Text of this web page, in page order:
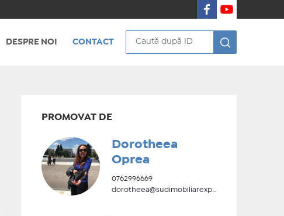
DESPRE NOI CONTACT
PROMOVAT DE
Dorotheea
Oprea
0762996669
dorotheea@sudimobiliarexpert.ro